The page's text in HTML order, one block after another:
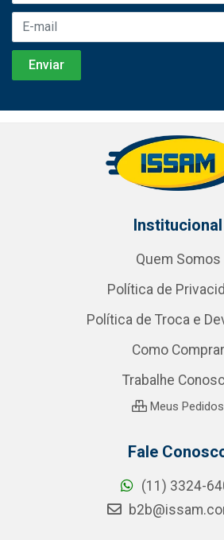
Institucional
Quem Somos
Política de
Política de Troca e
Como Comprar
Trabalhe
Meus Pedidos
Fale
(11) 3324-